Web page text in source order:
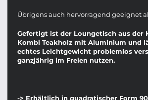
Übrigens auch hervorragend geeignet
Gefertigt ist der Loungetisch aus der
Kombi Teakholz mit Aluminium und
echtes Leichtgewicht problemlos
ganzjährig im Freien nutzen.
-> Erhältlich in quadratischer Form